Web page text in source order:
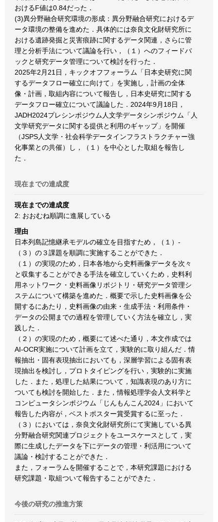
おけるF値は0.84だった．
(3)異分野融合研究環境の形成：異分野融合研究におけるデ
ータ環境の整備を進めた．具体的には奈良文化財研究所に
おける遺跡発掘と災害痕跡に関するデータ関連，さらに管
理と分析手法について議論を行い，（１）へのフィードバ
ックと研究データ管理について検討を行った．
2025年2月21日，キックオフフォーラム「日本史研究に関
するデータフロー確立に向けて」を実施し，計画の全体
像・計画，取組内容について報告し，日本史研究に関する
データフロー確立について議論した．2024年9月18日，
JADH2024プレシンポジウム人文学データシンポジウム「人
文学研究データに関する提供と利用のギャップ」を開催
（JSPS人文学・社会科学データインフラストラクチャー強
化事業との共催）し，（１）を中心とした取組を報告し
た．
現在までの達成度
現在までの達成度
2: おおむね順調に進展している
理由
日本列島記憶継承モデルの確立を目指すため，（１）-
（３）の３課題を順調に実施することができた．
（１）の実現のため，日本各地から史料画像データを次々
と収集することができる手法を確立していくため，史料利
用ネットワーク・史料画像リポジトリ・研究データ管理シ
ステムについて構築を進めた．概要で示した史料画像を公
開するにあたり，史料画像の由来・生成手法・利用条件・
データの公開までの過程を管理していく方法を確立し，実
践した．
（２）の実現のため，概要にて述べた通り，本文作成では
AI-OCR実施について計画を立て，実験的に取り組んだ．情
報抽出・固有表現抽出においても，深層学習による固有表
現抽出を検討し，プロトタイピングを行い，実験的に実施
した．また，処理した結果について，知識表現のあり方に
ついても検討を開始した．また，情報処理学会人文科学と
コンピュータシンポジウム「じんもんこん2024」において
報告した内容が，ベストポスター賞受賞するに至った．
（３）においては，奈良文化財研究所にて実施している異
分野融合研究関連プロジェクトをユースケースとして，実
際に生成したデータを下にデータの管理・利活用について
議論・検討することができた．
また，フォーラムを開催することで，本研究課題における
研究課題・取組ついて報告することができた．
今後の研究の推進方策